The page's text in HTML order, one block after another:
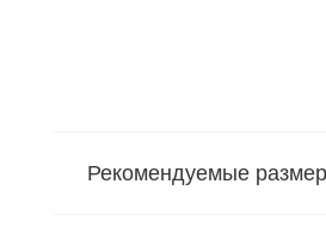
Рекомендуемые